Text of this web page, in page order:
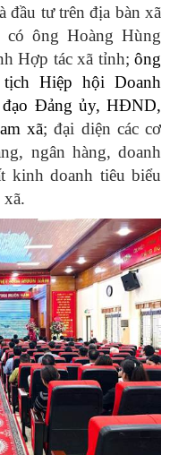
đầu tư trên địa bàn xã
ông Hoàng Hùng
Hợp tác xã tỉnh; ông
Hiệp hội Doanh
đạo Đảng ủy, HĐND,
xã; đại diện các cơ
ngân hàng, doanh
kinh doanh tiêu biểu
xã.